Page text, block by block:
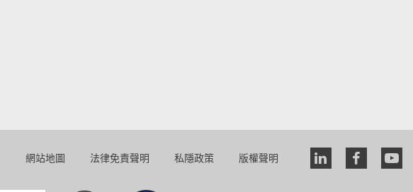
網站地圖 法律免責聲明 私隱政策 版權聲明 Linkedin